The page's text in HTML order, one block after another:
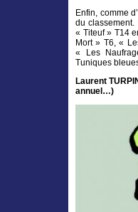
Enfin, comme
du
« Titeuf » T14
Mort » T6, «
« Les
Tuniques
Laurent
annuel…)